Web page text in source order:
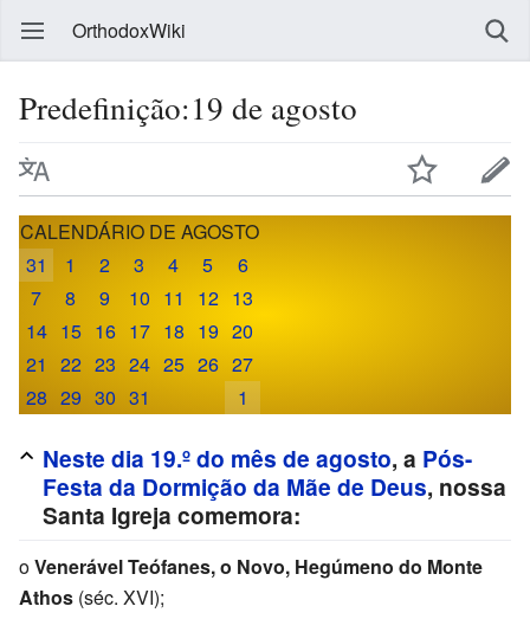
OrthodoxWiki
Predefinição:19 de agosto
CALENDÁRIO DE AGOSTO
31
1 2 3 4 5
6
7
8 9 10 11 12 13
14 15 16 17 18 19 20
21
22 23 24 25 26 27
28 29 30 31 1
Neste dia 19.º do mês de agosto, a Pós-
Festa da Dormição da Mãe de Deus, nossa
Santa Igreja comemora:
oVenerável Teófanes, o Novo, Hegúmeno do Monte
Athos (séc. XVI);